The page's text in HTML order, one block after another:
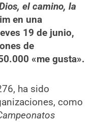
el camino, la
en una
19 de junio,
de
«me gusta».
ha sido
como